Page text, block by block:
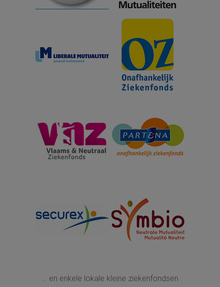
... en enkele lokale kleine ziekenfondsen